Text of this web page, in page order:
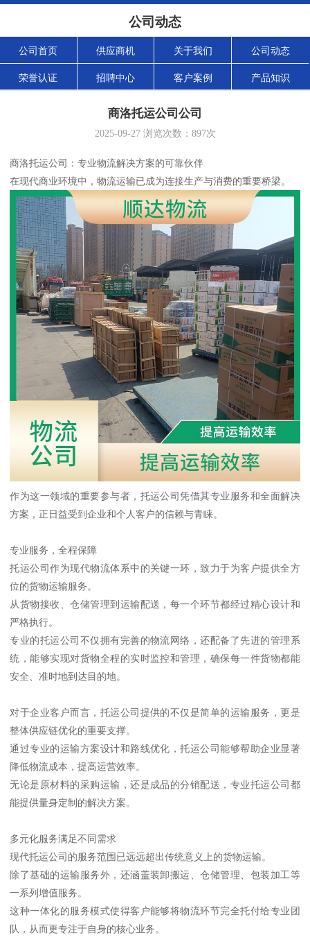
公司动态
公司首页 供应商机 关于我们 公司动态
荣誉认证 招聘中心 客户案例 产品知识
商洛托运公司公司
2025-09-27浏览次数： 897次
商洛托运公司：专业物流解决方案的可靠伙伴
在现代商业环境中，物流运输已成为连接生产与消费的重要桥梁。
作为这一领域的重要参与者，托运公司凭借其专业服务和全面解决
方案，正日益受到企业和个人客户的信赖与青睐。
专业服务，全程保障
托运公司作为现代物流体系中的关键一环，致力于为客户提供全方
位的货物运输服务。
从货物接收、仓储管理到运输配送，每一个环节都经过精心设计和
严格执行。
专业的托运公司不仅拥有完善的物流网络，还配备了先进的管理系
统，能够实现对货物全程的实时监控和管理，确保每一件货物都能
安全、准时地到达目的地。
对于企业客户而言，托运公司提供的不仅是简单的运输服务，更是
整体供应链优化的重要支撑。
通过专业的运输方案设计和路线优化，托运公司能够帮助企业显著
降低物流成本，提高运营效率。
无论是原材料的采购运输，还是成品的分销配送，专业托运公司都
能提供量身定制的解决方案。
多元化服务满足不同需求
现代托运公司的服务范围已远远超出传统意义上的货物运输。
除了基础的运输服务外，还涵盖装卸搬运、仓储管理、包装加工等
一系列增值服务。
这种一体化的服务模式使得客户能够将物流环节完全托付给专业团
队，从而更专注于自身的核心业务。